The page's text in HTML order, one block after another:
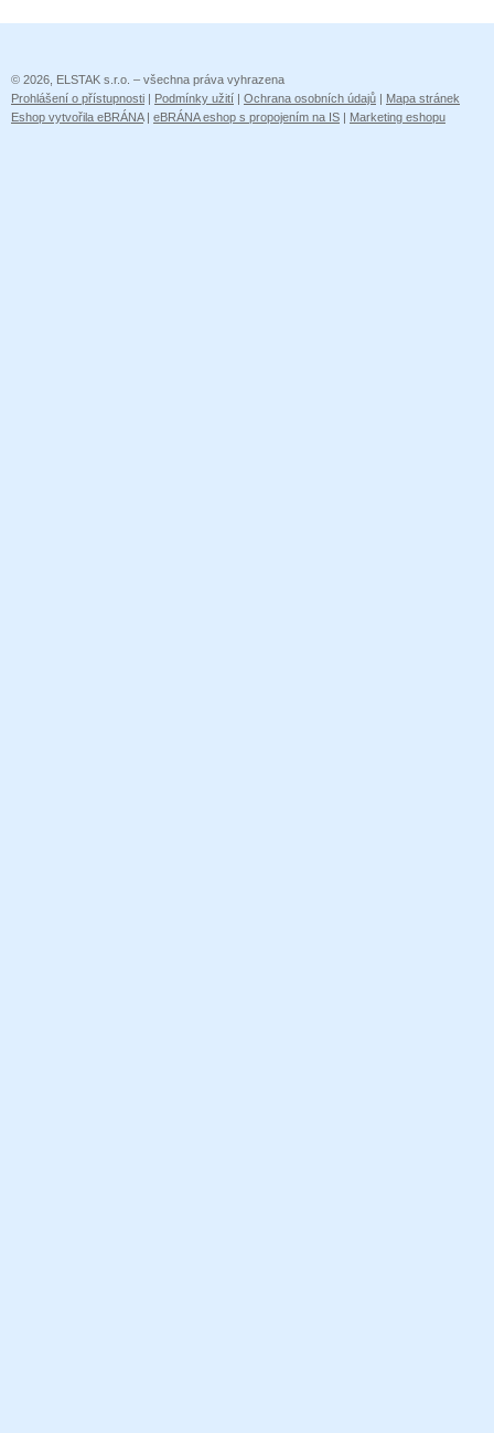
© 2026, ELSTAK s.r.o. – všechna práva vyhrazena
Prohlášení o přístupnosti | Podmínky užití | Ochrana osobních údajů | Mapa stránek
Eshop vytvořila eBRÁNA| eBRÁNA eshop s propojením na IS | Marketing eshopu